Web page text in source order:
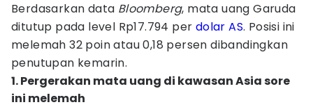
Berdasarkan data Bloomberg, mata uang Garuda
ditutup pada level Rp17.794 per dolar AS. Posisi ini
melemah 32 poin atau 0,18 persen dibandingkan
penutupan kemarin.
1. Pergerakan mata uang di kawasan Asia sore
ini melemah